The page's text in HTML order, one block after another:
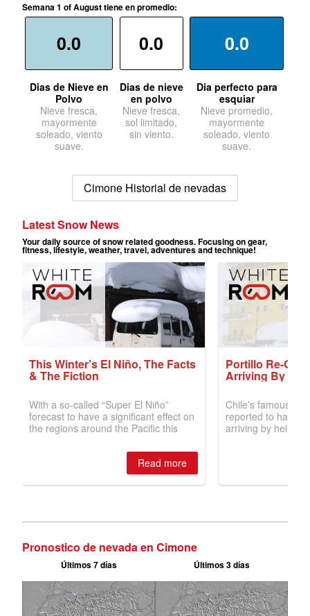
Semana 1 of August tiene en promedio:
0.0
Dias de Nieve en
Polvo
Nieve fresca,
mayormente
soleado, viento
suave.
0.0
Dias de nieve
en polvo
Nieve fresca,
sol limitado,
sin viento.
0.0
Dia perfecto para
esquiar
Nieve promedio,
mayormente
soleado, viento
suave.
Cimone Historial de nevadas
Pronostico de nevada en Cimone
Últimos 7 días Últimos 3 días